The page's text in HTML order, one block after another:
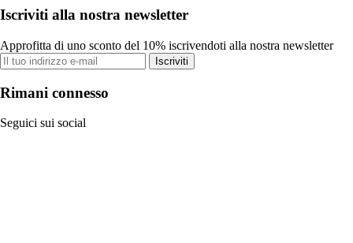
Iscriviti alla nostra newsletter
Approfitta di uno sconto del 10% iscrivendoti alla nostra newsletter
Iscriviti
Rimani connesso
Seguici sui social